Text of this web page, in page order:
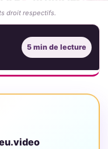
droit respectifs.
5 min de lecture